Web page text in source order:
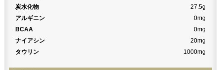
炭水化物
27.5g
アルギニン
0mg
BCAA
0mg
ナイアシン
20mg
タウリン
1000mg